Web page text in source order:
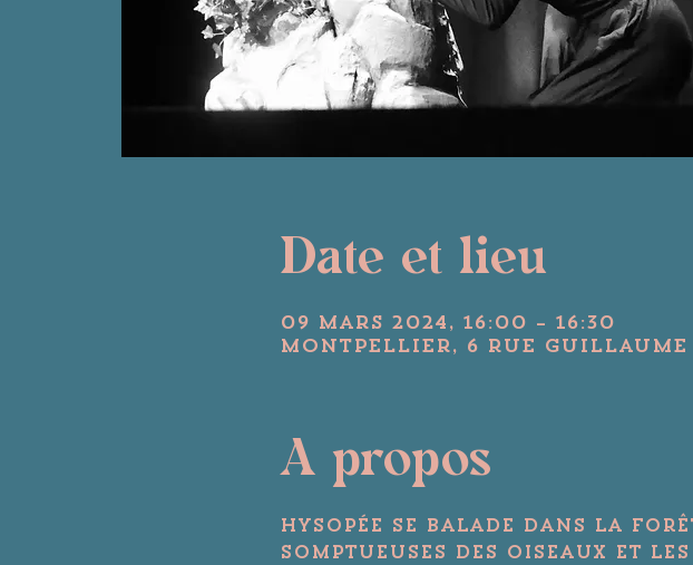
Date et lieu
09 mars 2024, 16:00 – 16:30
Montpellier, 6 Rue
A propos
Hysopée se balade dans la
somptueuses des oiseaux et